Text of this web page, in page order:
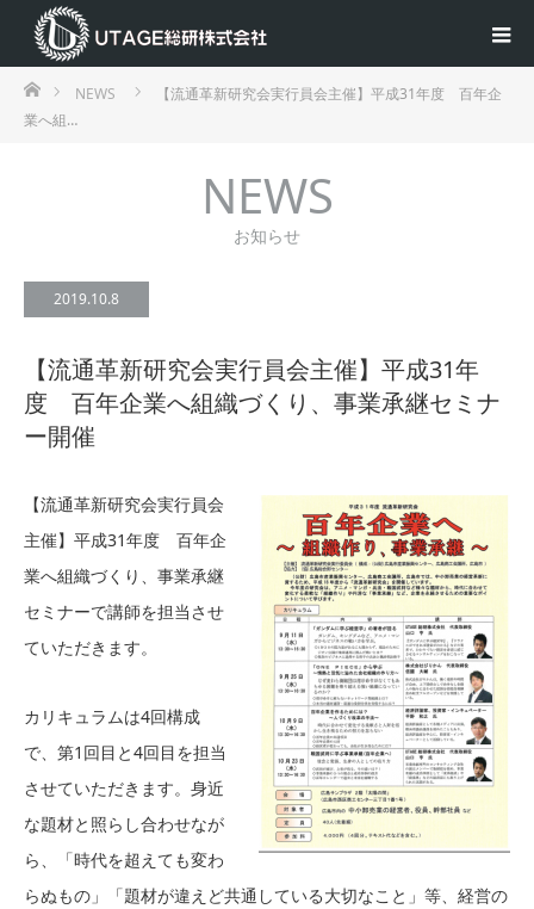
ホームNEWS
【流通革新研究会実行員会主催】平成31年度 百年企
業へ組…
NEWS
お知らせ
2019.10.8
【流通革新研究会実行員会主催】平成31年
度 百年企業へ組織づくり、事業承継セミナ
ー開催
【流通革新研究会実行員会
主催】平成31年度 百年企
業へ組織づくり、事業承継
セミナーで講師を担当させ
ていただきます。
カリキュラムは4回構成
で、第1回目と4回目を担当
させていただきます。身近
な題材と照らし合わせなが
ら、「時代を超えても変わ
らぬもの」「題材が違えど共通している大切なこと」等、経営の